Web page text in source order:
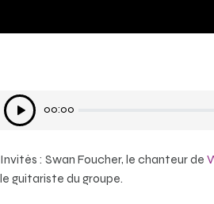
Lecteur
audio
00:00
Invités : Swan Foucher, le chanteur de
le guitariste du groupe.